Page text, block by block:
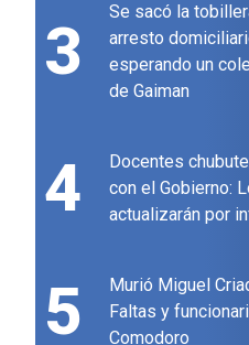
3
Se sacó la
arresto
esperando un
de Gaiman
4
Docentes
con el Gobierno:
actualizarán por
5
Murió Miguel
Faltas y
Comodoro